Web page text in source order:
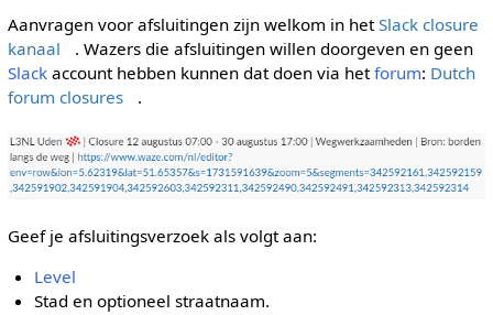
Aanvragen voor afsluitingen zijn welkom in hetSlack closure
kanaal
. Wazers die afsluitingen willen doorgeven en geen
Slackaccount hebben kunnen dat doen via hetforum: Dutch
forum closures
.
Geef je afsluitingsverzoek als volgt aan:
Level
Stad en optioneel straatnaam.